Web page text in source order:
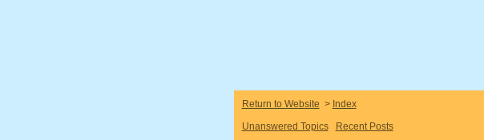
Return to Website > Index
Unanswered Topics
Recent Posts